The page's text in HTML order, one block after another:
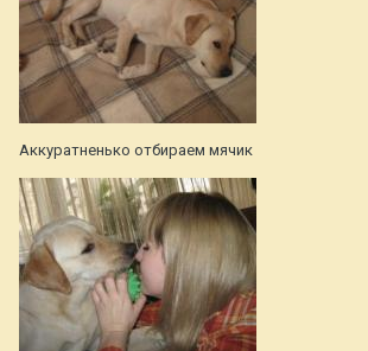
Аккуратненько отбираем мячик